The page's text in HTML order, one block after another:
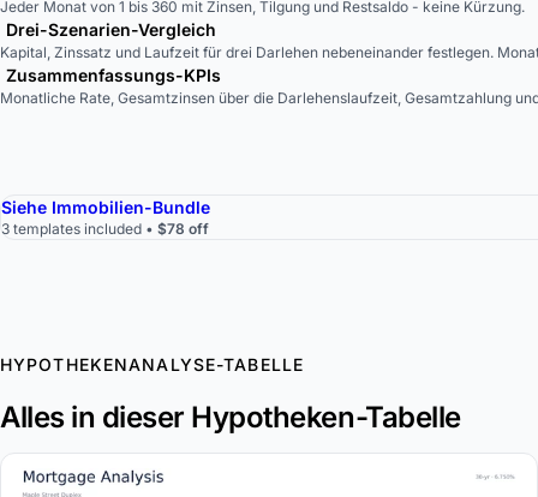
Jeder Monat von 1 bis 360 mit Zinsen, Tilgung und Restsaldo - keine Kürzung.
Drei-Szenarien-Vergleich
Kapital, Zinssatz und Laufzeit für drei Darlehen nebeneinander festlegen.
Zusammenfassungs-KPIs
Monatliche Rate, Gesamtzinsen über die Darlehenslaufzeit, Gesamtzahlung
Siehe Immobilien-Bundle
3 templates included • $78 off
HYPOTHEKENANALYSE-TABELLE
Alles in dieser Hypotheken-Tabelle